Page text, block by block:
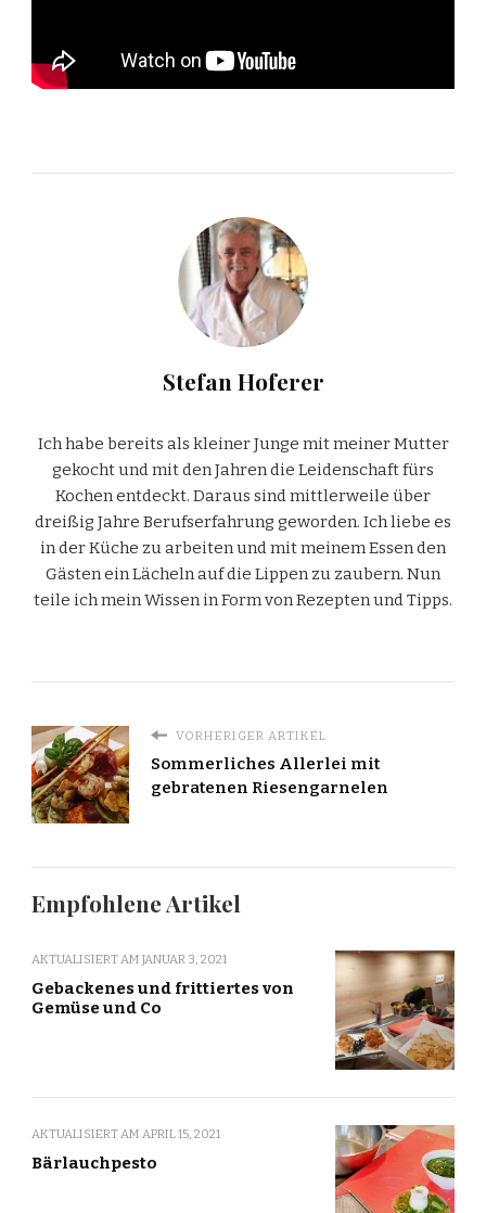
Stefan Hoferer
Ich habe bereits als kleiner Junge mit meiner Mutter
gekocht und mit den Jahren die Leidenschaft fürs
Kochen entdeckt. Daraus sind mittlerweile über
dreißig Jahre Berufserfahrung geworden. Ich liebe es
in der Küche zu arbeiten und mit meinem Essen den
Gästen ein Lächeln auf die Lippen zu zaubern. Nun
teile ich mein Wissen in Form von Rezepten und Tipps.
VORHERIGER ARTIKEL
Sommerliches Allerlei mit
gebratenen Riesengarnelen
Empfohlene Artikel
AKTUALISIERT AM JANUAR 3, 2021
Gebackenes und frittiertes von
Gemüse und Co
AKTUALISIERT AM APRIL 15, 2021
Bärlauchpesto